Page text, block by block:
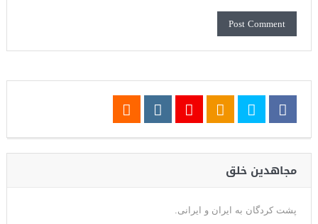
مجاهدین خلق
پشت کردگان به ایران و ایرانی.